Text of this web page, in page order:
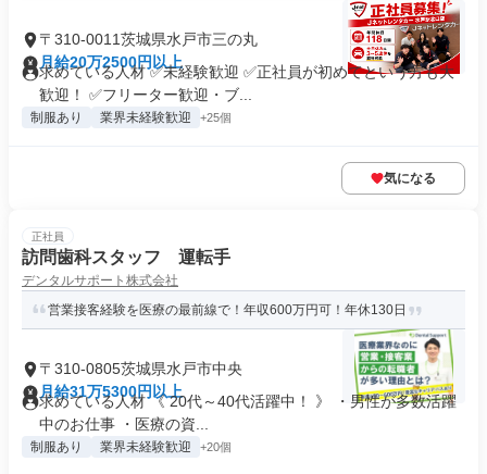
〒310-0011茨城県水戸市三の丸
月給20万2500円以上
求めている人材 ✅未経験歓迎 ✅正社員が初めてという方も大
歓迎！ ✅フリーター歓迎・ブ...
制服あり 業界未経験歓迎 +25個
気になる
正社員
訪問歯科スタッフ 運転手
デンタルサポート株式会社
営業接客経験を医療の最前線で！年収600万円可！年休130日
〒310-0805茨城県水戸市中央
月給31万5300円以上
求めている人材 《 20代～40代活躍中！ 》 ・男性が多数活躍
中のお仕事 ・医療の資...
制服あり 業界未経験歓迎 +20個